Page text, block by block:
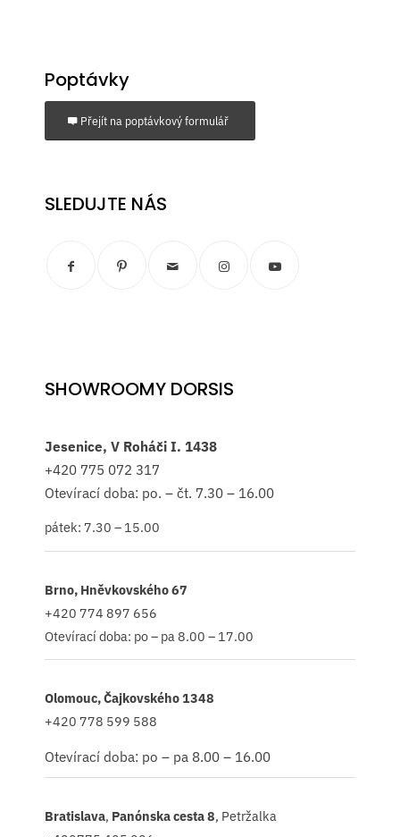
Poptávky
Přejít na poptávkový formulář
SLEDUJTE NÁS
SHOWROOMY DORSIS
Jesenice, V Roháči I. 1438
+420 775 072 317
Otevírací doba: po. – čt. 7.30 – 16.00
pátek: 7.30 – 15.00
Brno, Hněvkovského 67
+420 774 897 656
Otevírací doba: po – pa 8.00 – 17.00
Olomouc, Čajkovského 1348
+420 778 599 588
Otevírací doba: po – pa 8.00 – 16.00
Bratislava, Panónska cesta 8, Petržalka